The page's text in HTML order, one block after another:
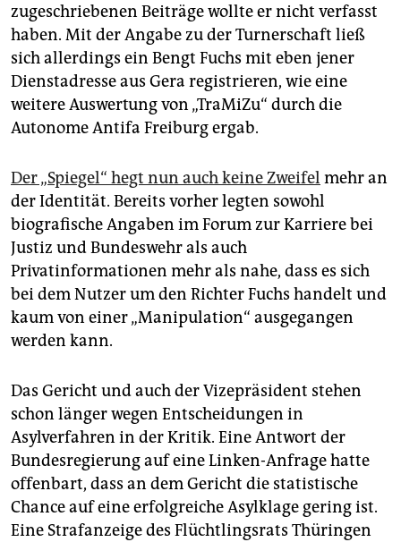
zugeschriebenen Beiträge wollte er nicht verfasst
haben. Mit der Angabe zu der Turnerschaft ließ
sich allerdings ein Bengt Fuchs mit eben jener
Dienstadresse aus Gera registrieren, wie eine
weitere Auswertung von „TraMiZu“ durch die
Autonome Antifa Freiburg ergab.
Der „Spiegel“ hegt nun auch keine Zweifel mehr an
der Identität. Bereits vorher legten sowohl
biografische Angaben im Forum zur Karriere bei
Justiz und Bundeswehr als auch
Privatinformationen mehr als nahe, dass es sich
bei dem Nutzer um den Richter Fuchs handelt und
kaum von einer „Manipulation“ ausgegangen
werden kann.
Das Gericht und auch der Vizepräsident stehen
schon länger wegen Entscheidungen in
Asylverfahren in der Kritik. Eine Antwort der
Bundesregierung auf eine Linken-Anfrage hatte
offenbart, dass an dem Gericht die statistische
Chance auf eine erfolgreiche Asylklage gering ist.
Eine Strafanzeige des Flüchtlingsrats Thüringen